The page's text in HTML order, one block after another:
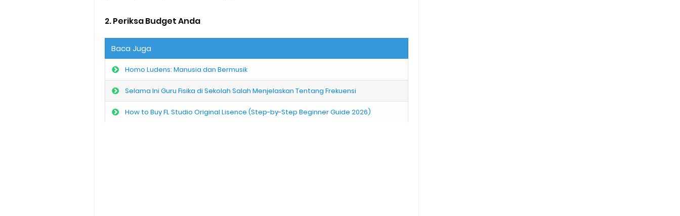
2. Periksa Budget Anda
Baca Juga
Homo Ludens: Manusia dan Bermusik
Selama Ini Guru Fisika di Sekolah Salah Menjelaskan Tentang Frekuensi
How to Buy FL Studio Original Lisence (Step-by-Step Beginner Guide 2026)